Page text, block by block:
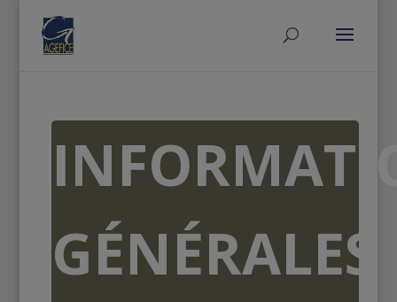
GÉNÉRALES